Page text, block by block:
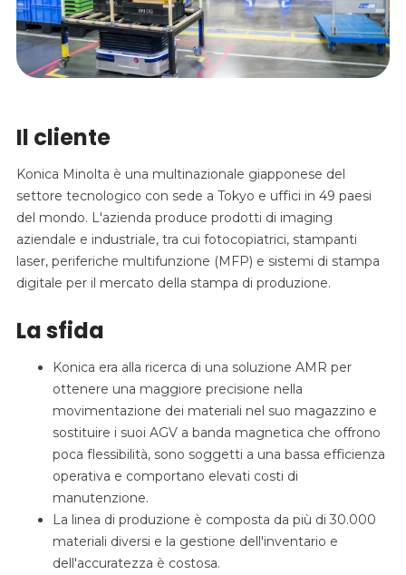
Il cliente
Konica Minolta è una multinazionale giapponese del
settore tecnologico con sede a Tokyo e uffici in 49 paesi
del mondo. L'azienda produce prodotti di imaging
aziendale e industriale, tra cui fotocopiatrici, stampanti
laser, periferiche multifunzione (MFP) e sistemi di stampa
digitale per il mercato della stampa di produzione.
La sfida
Konica era alla ricerca di una soluzione AMR per
ottenere una maggiore precisione nella
movimentazione dei materiali nel suo magazzino e
sostituire i suoi AGV a banda magnetica che offrono
poca flessibilità, sono soggetti a una bassa efficienza
operativa e comportano elevati costi di
manutenzione.
La linea di produzione è composta da più di 30.000
materiali diversi e la gestione dell'inventario e
dell'accuratezza è costosa.